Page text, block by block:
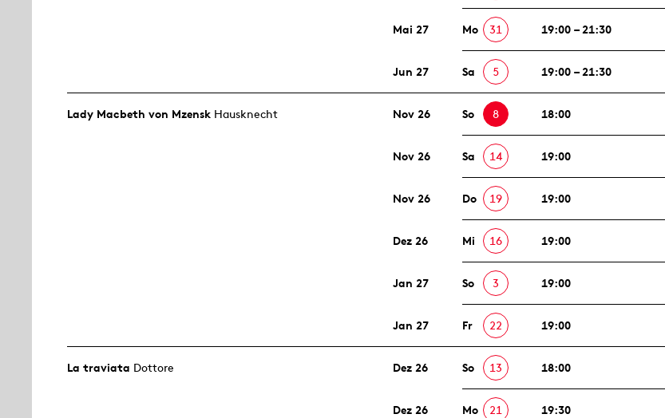
Mai 27 Mo 31 19:00 – 21:30
Jun 27 Sa 5 19:00 – 21:30
Lady Macbeth von Mzensk Hausknecht Nov 26 So 8 18:00
Nov 26 Sa 14 19:00
Nov 26 Do 19 19:00
Dez 26 Mi 16 19:00
Jan 27 So 3 19:00
Jan 27 Fr 22 19:00
La traviata Dottore Dez 26 So 13 18:00
Dez 26 Mo 21 19:30